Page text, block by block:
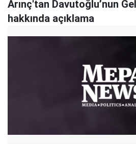
Arınç'tan Davutoğlu’nun
hakkında açıklama